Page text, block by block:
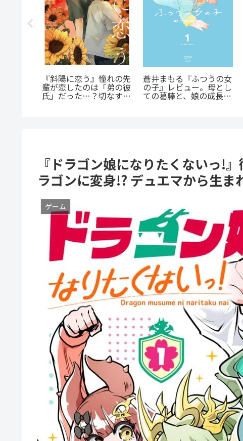
『幼児A』5歳の殺人
犯、その瞳の奥に潜む闇
とは？ 衝撃作を徹底解
剖
『オサナナジミとカノジ
ョと』ただの三角関係じ
ゃない、秘密が渦巻くセ
クシーサスペンスの魅力
『ドラゴン娘になりたくないっ!
ラゴンに変身!? デュエマから生ま
ゲーム